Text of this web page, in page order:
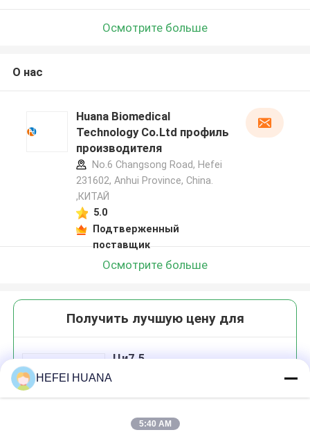
Осмотрите больше
О нас
Huana Biomedical
Technology Co.Ltd профиль
производителя
No.6 Changsong Road, Hefei
231602, Anhui Province, China.
,КИТАЙ
5.0
Подтверженный
поставщик
Осмотрите больше
Получить лучшую цену для
Ци7.5
HEFEI HUANA
5:40 AM